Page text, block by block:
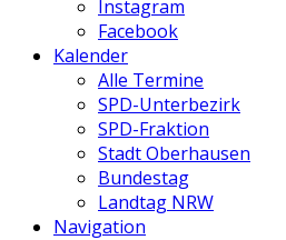
Instagram
Facebook
Kalender
Alle Termine
SPD-Unterbezirk
SPD-Fraktion
Stadt Oberhausen
Bundestag
Landtag NRW
Navigation